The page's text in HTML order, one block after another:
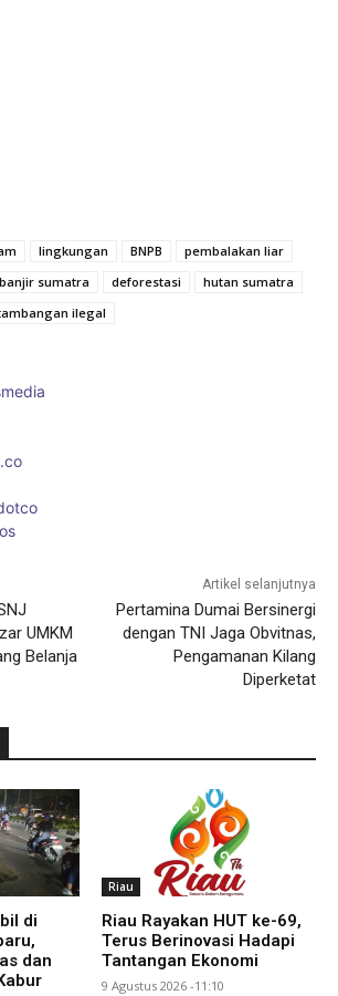
lingkungan BNPB
pembalakan liar
banjir sumatra deforestasi
hutan sumatra
ilegal
UMKM
Belanja
Artikel selanjutnya
Pertamina Dumai Bersinergi
dengan TNI Jaga Obvitnas,
Pengamanan Kilang
Diperketat
di
dan
Riau
Riau Rayakan HUT ke-69,
Terus Berinovasi Hadapi
Tantangan Ekonomi
9 Agustus 2026 -11:10